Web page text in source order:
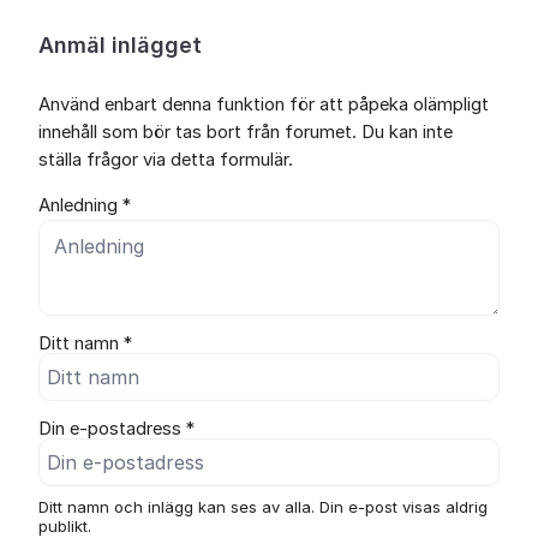
Anmäl inlägget
Använd enbart denna funktion för att påpeka olämpligt
innehåll som bör tas bort från forumet. Du kan inte
ställa frågor via detta formulär.
Anledning *
Ditt namn *
Din e-postadress *
Ditt namn och inlägg kan ses av alla. Din e-post visas aldrig
publikt.